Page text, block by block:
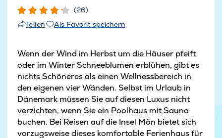
(26)
Teilen
Als Favorit speichern
Wenn der Wind im Herbst um die Häuser pfeift
oder im Winter Schneeblumen erblühen, gibt es
nichts Schöneres als einen Wellnessbereich in
den eigenen vier Wänden. Selbst im Urlaub in
Dänemark müssen Sie auf diesen Luxus nicht
verzichten, wenn Sie ein Poolhaus mit Sauna
buchen. Bei Reisen auf die Insel Mön bietet sich
vorzugsweise dieses komfortable Ferienhaus für